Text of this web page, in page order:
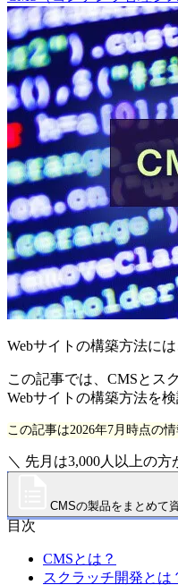
Webサイトの構築方法に
この記事では、CMSとス
Webサイトの構築方法を
この記事は2026年7月時点の
＼ 先月は3,000人以上の
CMSの製品をまとめて
目次
CMSとは？
スクラッチ開発とは